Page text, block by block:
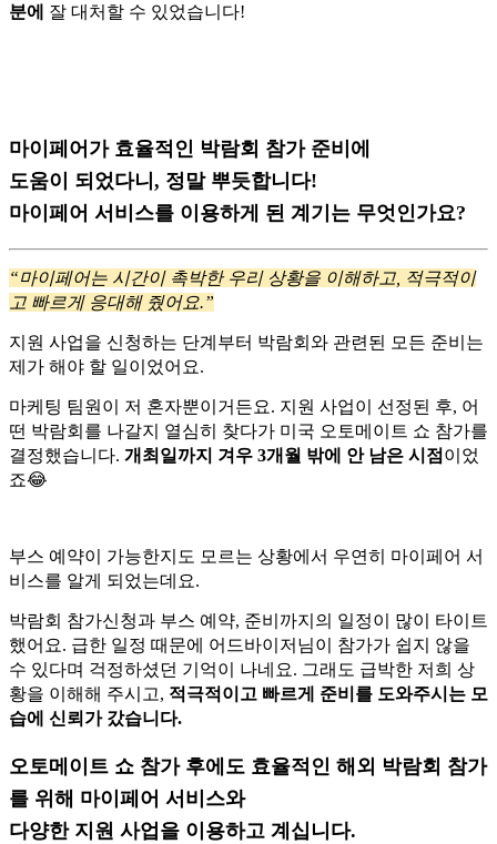
분에
잘 대처할 수 있었습니다!
마이페어가 효율적인 박람회 참가 준비에
도움이 되었다니, 정말 뿌듯합니다!
마이페어 서비스를 이용하게 된 계기는 무엇인가요?
“마이페어는 시간이 촉박한 우리 상황을 이해하고, 적극적이
고 빠르게 응대해 줬어요.”
지원 사업을 신청하는 단계부터 박람회와 관련된 모든 준비는
제가 해야 할 일이었어요.
마케팅 팀원이 저 혼자뿐이거든요. 지원 사업이 선정된 후, 어
떤 박람회를 나갈지 열심히 찾다가 미국 오토메이트 쇼 참가를
결정했습니다. 개최일까지 겨우 3개월 밖에 안 남은 시점 이었
죠😂
부스 예약이 가능한지도 모르는 상황에서 우연히 마이페어 서
비스를 알게 되었는데요.
박람회 참가신청과 부스 예약, 준비까지의 일정이 많이 타이트
했어요. 급한 일정 때문에 어드바이저님이 참가가 쉽지 않을
수 있다며 걱정하셨던 기억이 나네요. 그래도 급박한 저희 상
황을 이해해 주시고, 적극적이고 빠르게 준비를 도와주시는 모
습에 신뢰가 갔습니다.
오토메이트 쇼 참가 후에도 효율적인 해외 박람회 참가
를 위해 마이페어 서비스와
다양한 지원 사업을 이용하고 계십니다.